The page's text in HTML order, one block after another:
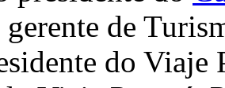
de
do Viaje